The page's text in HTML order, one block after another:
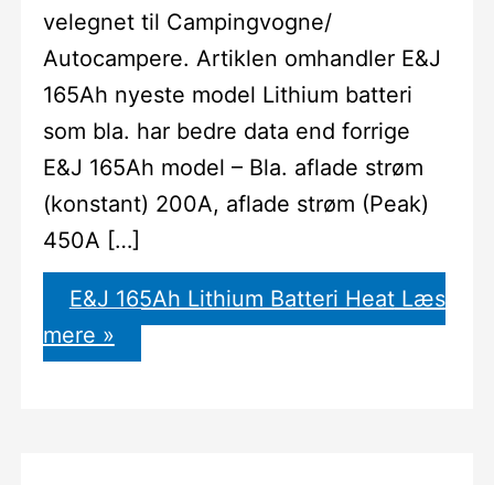
velegnet til Campingvogne/
Autocampere. Artiklen omhandler E&J
165Ah nyeste model Lithium batteri
som bla. har bedre data end forrige
E&J 165Ah model – Bla. aflade strøm
(konstant) 200A, aflade strøm (Peak)
450A […]
E&J 165Ah Lithium Batteri HeatLæs
mere »